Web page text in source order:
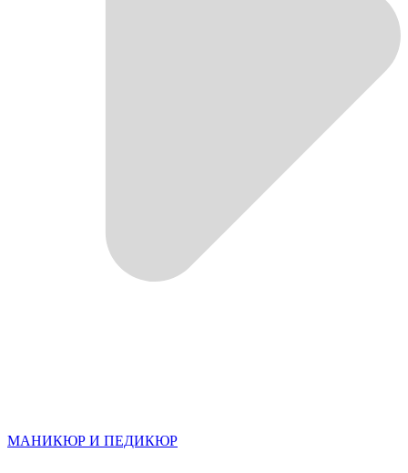
МАНИКЮР И ПЕДИКЮР